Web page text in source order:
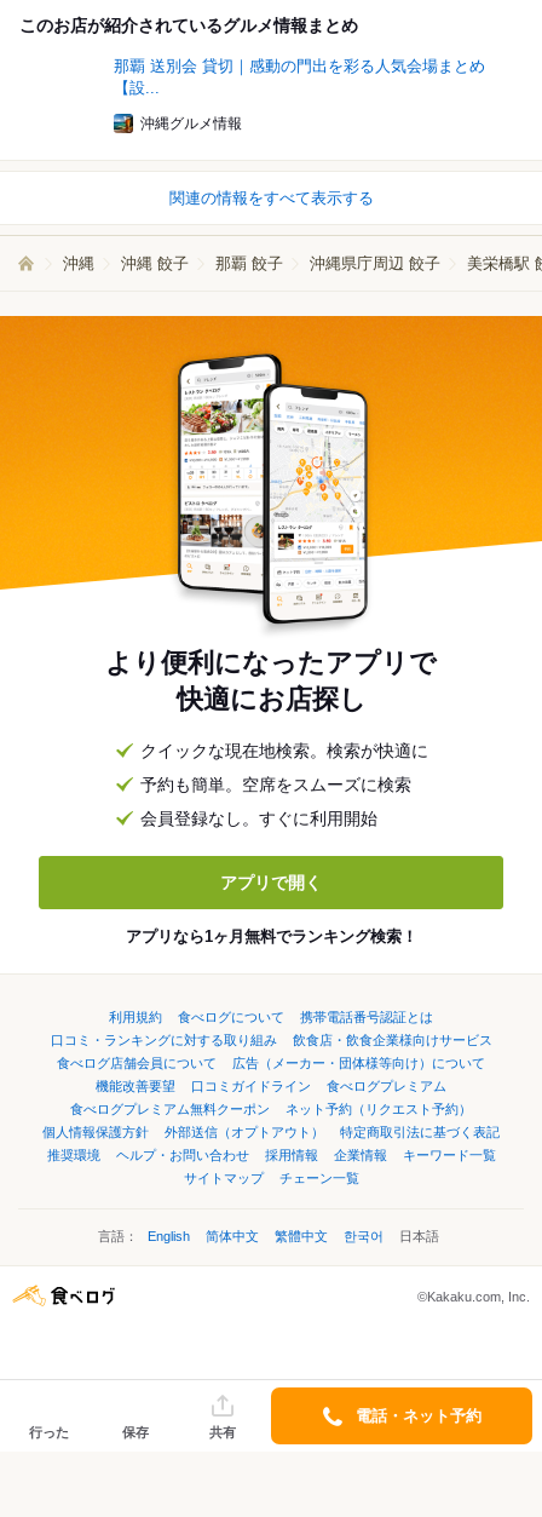
このお店が紹介されているグルメ情報まとめ
那覇 送別会 貸切｜感動の門出を彩る人気会場まとめ
【設...
沖縄グルメ情報
関連の情報をすべて表示する
沖縄 沖縄 餃子 那覇 餃子 沖縄県庁周辺 餃子 美栄橋駅
より便利になったアプリで
快適にお店探し
クイックな現在地検索。検索が快適に
予約も簡単。空席をスムーズに検索
会員登録なし。すぐに利用開始
アプリで開く
アプリなら1ヶ月無料でランキング検索！
利用規約 食べログについて
携帯電話番号認証とは
口コミ・ランキングに対する取り組み
飲食店・飲食企業様向けサービス
食べログ店舗会員について
広告（メーカー・団体様等向け）について
機能改善要望
口コミガイドライン
食べログプレミアム
食べログプレミアム無料クーポン
ネット予約（リクエスト予約）
個人情報保護方針
外部送信（オプトアウト）
特定商取引法に基づく表記
推奨環境
ヘルプ・お問い合わせ 採用情報 企業情報
キーワード一覧
サイトマップ
チェーン一覧
言語： English 简体中文 繁體中文 한국어 日本語
©Kakaku.com, Inc.
行った 保存 共有
電話・ネット予約